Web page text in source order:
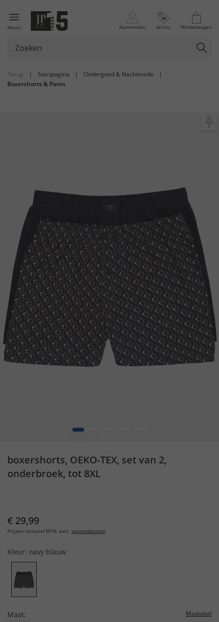
Menu Aanmelden Acties Winkelwagen
Terug | Startpagina | Ondergoed & Nachtmode
|
Boxershorts & Pants
1
boxershorts, OEKO-TEX, set van 2,
onderbroek, tot 8XL
€ 29,99
Prijzen inclusief BTW, excl. verzendkosten
Kleur: navy blauw
Maat: Maatabel